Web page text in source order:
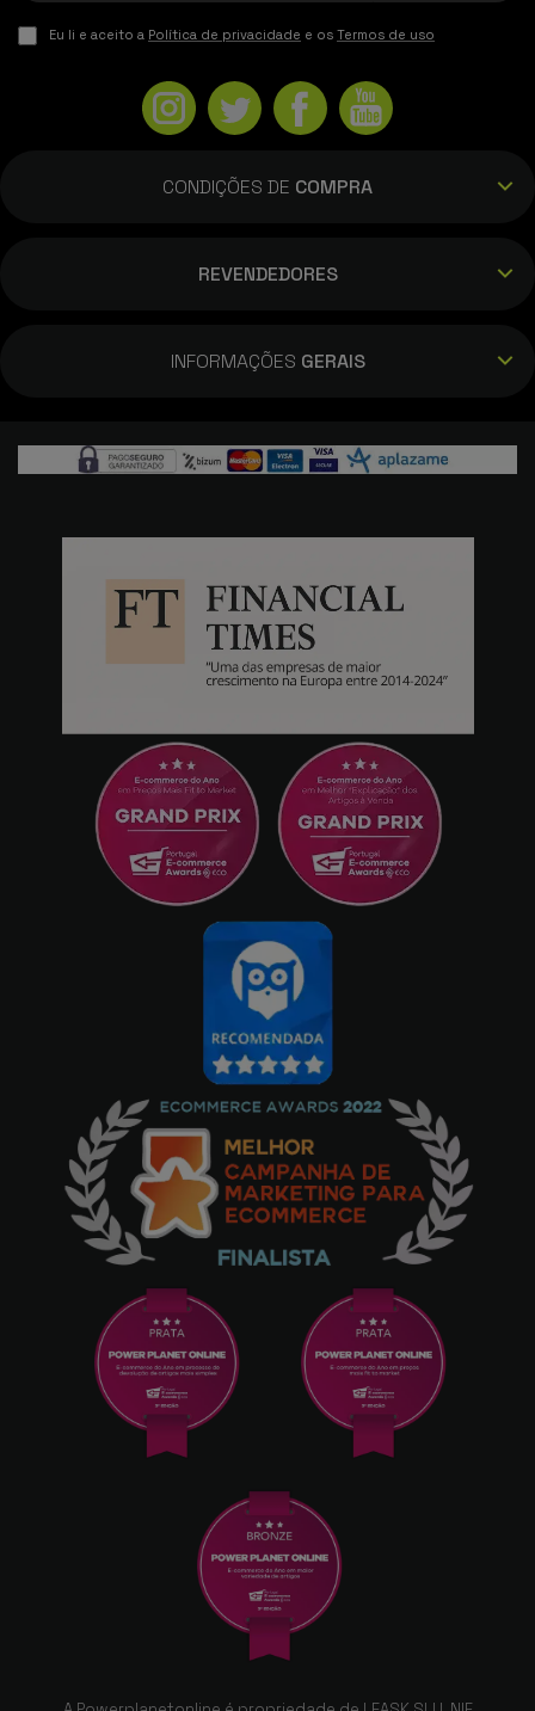
Eu li e aceito a Política de privacidade e os Termos de uso
CONDIÇÕES DE COMPRA
REVENDEDORES
INFORMAÇÕES GERAIS